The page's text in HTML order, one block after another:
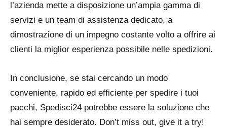
l’azienda mette a disposizione un’ampia gamma di
servizi e un team di assistenza dedicato, a
dimostrazione di un impegno costante volto a offrire ai
clienti la miglior esperienza possibile nelle spedizioni.
In conclusione, se stai cercando un modo
conveniente, rapido ed efficiente per spedire i tuoi
pacchi, Spedisci24 potrebbe essere la soluzione che
hai sempre desiderato. Don’t miss out, give it a try!